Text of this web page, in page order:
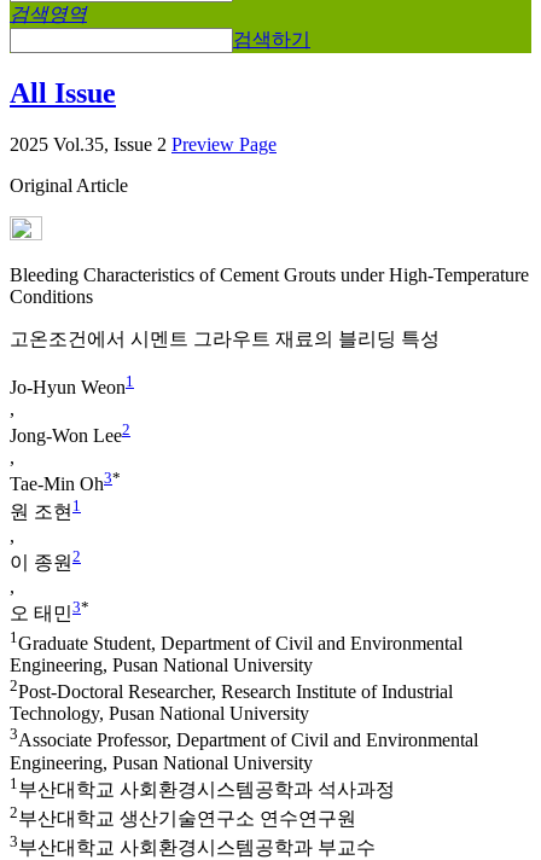
검색영역
검색하기
All Issue
2025 Vol.35, Issue 2 Preview Page
Original Article
Bleeding Characteristics of Cement Grouts under High-Temperature
Conditions
고온조건에서 시멘트 그라우트 재료의 블리딩 특성
Jo-Hyun Weon1
,
Jong-Won Lee2
,
Tae-Min Oh3*
원 조현 1
,
이 종원 2
,
오 태민3*
1 Graduate Student, Department of Civil and Environmental
Engineering, Pusan National University
2Post-Doctoral Researcher, Research Institute of Industrial
Technology, Pusan National University
3Associate Professor, Department of Civil and Environmental
Engineering, Pusan National University
1 부산대학교 사회환경시스템공학과 석사과정
2부산대학교 생산기술연구소 연수연구원
3부산대학교 사회환경시스템공학과 부교수